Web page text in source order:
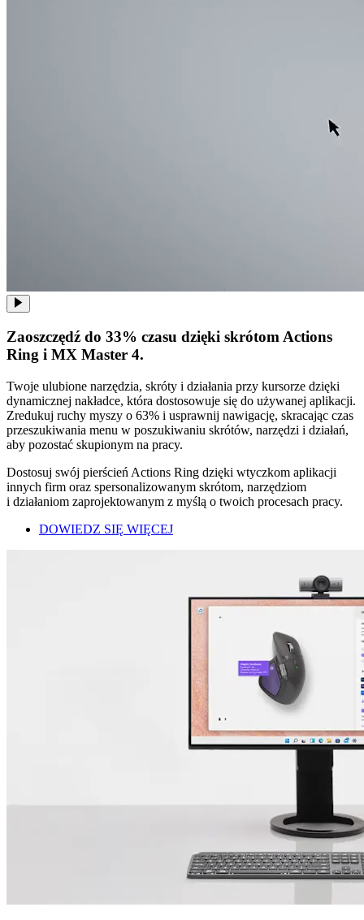
Zaoszczędź do 33% czasu dzięki skrótom Actions
Ring i MX Master 4.
Twoje ulubione narzędzia, skróty i działania przy kursorze dzięki
dynamicznej nakładce, która dostosowuje się do używanej aplikacji.
Zredukuj ruchy myszy o 63% i usprawnij nawigację, skracając czas
przeszukiwania menu w poszukiwaniu skrótów, narzędzi i działań,
aby pozostać skupionym na pracy.
Dostosuj swój pierścień Actions Ring dzięki wtyczkom aplikacji
innych firm oraz spersonalizowanym skrótom, narzędziom
i działaniom zaprojektowanym z myślą o twoich procesach pracy.
DOWIEDZ SIĘ WIĘCEJ